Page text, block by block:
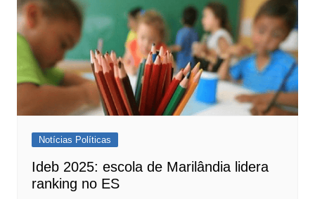
Notícias Políticas
Ideb 2025: escola de Marilândia lidera
ranking no ES